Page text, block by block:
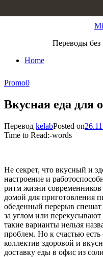
Переводы без
Home
Promo0
Вкусная еда для
Перевод kelabPosted on
Time to Read:-words
Не секрет, что вкусный и
настроение и
ритм жизни современников
домой для приготовления
обеденный перерыв
за углом или
такие варианты нельзя
проблем. Но к счастью
коллектив здоровой и
доставку еды в офис из